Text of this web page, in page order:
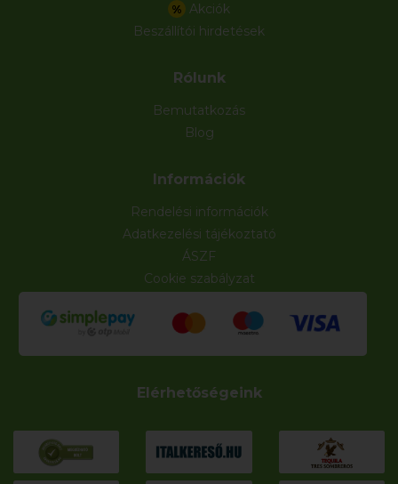
% Akciók
Beszállítói hirdetések
Rólunk
Bemutatkozás
Blog
Információk
Rendelési információk
Adatkezelési tájékoztató
ÁSZF
Cookie szabályzat
Elérhetőségeink